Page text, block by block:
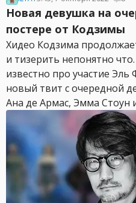
Новая девушка на
постере от Кодзимы
Хидео Кодзима
и тизерить непонятно
известно про участие
новый твит с очередной
Ана де Армас, Эмма Стоун